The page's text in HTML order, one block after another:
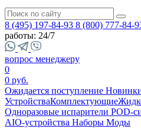
8 (495) 197-84-93 8 (800) 777-84-
работы: 24/7
вопрос менеджеру
0
0 руб.
Ожидается поступление
УстройстваКомплектующие
Одноразовые испарители POD-
AIO-устройства Наборы Моды